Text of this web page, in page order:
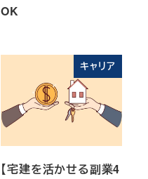
OK
キャリア
【宅建を活かせる副業4